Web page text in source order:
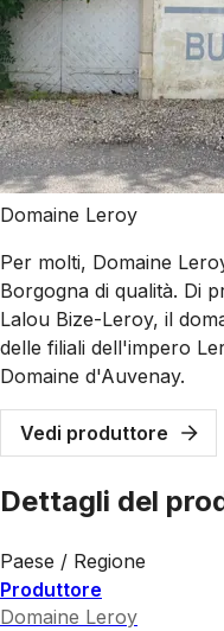
Domaine Leroy
Per molti, Domaine
Borgogna di qualità. Di
Lalou Bize-Leroy, il
delle filiali dell'impero
Domaine d'Auvenay.
Vedi produttore
Dettagli del
Paese / Regione
Produttore
Domaine Leroy